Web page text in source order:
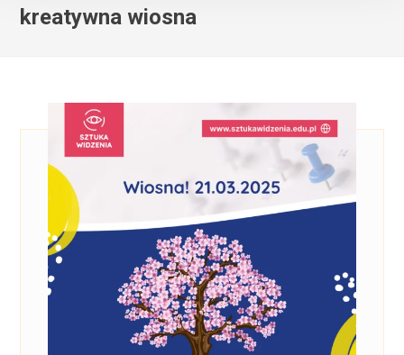
kreatywna wiosna